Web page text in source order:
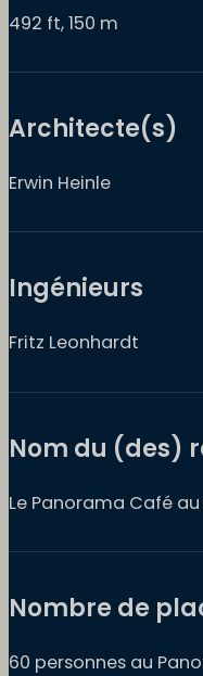
492 ft, 150 m
Architecte(s)
Erwin Heinle
Ingénieurs
Fritz Leonhardt
Nom du (des)
Le Panorama Café
Nombre de
60 personnes au